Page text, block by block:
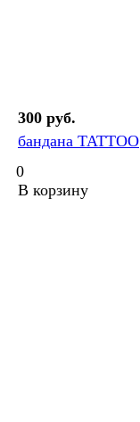
300 руб.
бандана TATTOO
0
В корзину